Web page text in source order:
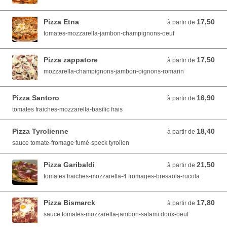
Pizza Etna à partir de 17,50
à partir de 17,50 EUR
tomates-mozzarella-jambon-champignons-oeuf
Pizza zappatore à partir de 17,50
à partir de 17,50 EUR
mozzarella-champignons-jambon-oignons-romarin
Pizza Santoro à partir de 16,90
à partir de 16,90 EUR
tomates fraiches-mozzarella-basilic frais
Pizza Tyrolienne à partir de 18,40
à partir de 18,40 EUR
sauce tomate-fromage fumé-speck tyrolien
Pizza Garibaldi à partir de 21,50
à partir de 21,50 EUR
tomates fraiches-mozzarella-4 fromages-bresaola-rucola
Pizza Bismarck à partir de 17,80
à partir de 17,80 EUR
sauce tomates-mozzarella-jambon-salami doux-oeuf